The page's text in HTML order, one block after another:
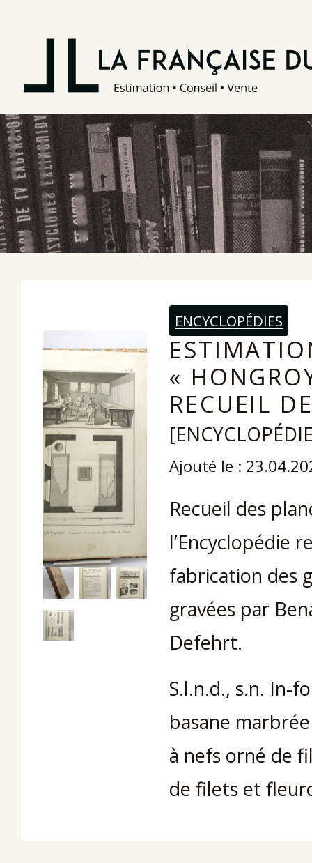
ENCYCLOPÉDIES
«
RECUEIL
Ajouté le :
Recueil des
l’Encyclopédie
fabrication des
gravées par
Defehrt.
S.l.n.d., s.n. In-
basane
à nefs orné de
de filets et